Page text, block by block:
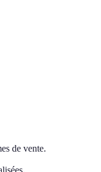
de vente.